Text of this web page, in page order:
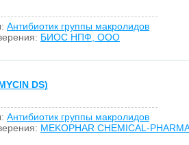
Антибиотик группы макролидов
БИОС НПФ, ООО
DS)
Антибиотик группы макролидов
MEKOPHAR CHEMICAL-